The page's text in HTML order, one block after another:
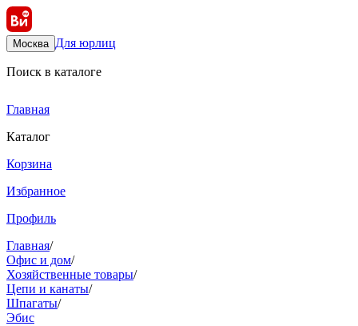
Москва Для юрлиц
Поиск в каталоге
Главная
Каталог
Корзина
Избранное
Профиль
Главная/
Офис и дом/
Хозяйственные товары/
Цепи и канаты/
Шпагаты/
Эбис